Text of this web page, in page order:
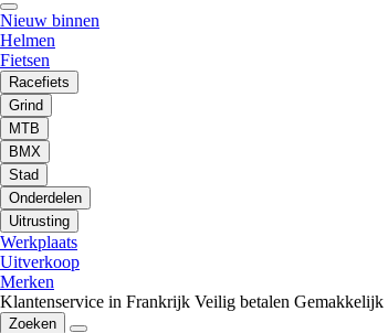
Nieuw binnen
Helmen
Fietsen
Racefiets
Grind
MTB
BMX
Stad
Onderdelen
Uitrusting
Werkplaats
Uitverkoop
Merken
Klantenservice in Frankrijk Veilig betalen Gemakkelijk
Zoeken